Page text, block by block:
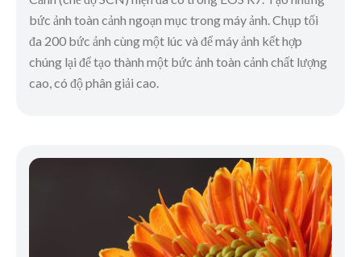
bức ảnh toàn cảnh ngoạn mục trong máy ảnh. Chụp tối
đa 200 bức ảnh cùng một lúc và để máy ảnh kết hợp
chúng lại để tạo thành một bức ảnh toàn cảnh chất lượng
cao, có độ phân giải cao.